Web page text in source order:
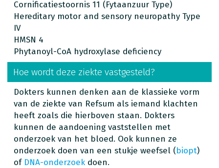
Cornificatiestoornis 11 (Fytaanzuur Type)
Hereditary motor and sensory neuropathy Type
IV
HMSN 4
Phytanoyl-CoA hydroxylase deficiency
Hoe wordt deze ziekte vastgesteld?
Dokters kunnen denken aan de klassieke vorm
van de ziekte van Refsum als iemand klachten
heeft zoals die hierboven staan. Dokters
kunnen de aandoening vaststellen met
onderzoek van het bloed. Ook kunnen ze
onderzoek doen van een stukje weefsel (biopt)
of DNA-onderzoek doen.